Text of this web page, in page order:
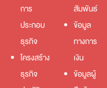
การ
ประกอบ
ธุรกิจ
โครงสร้าง
ธุรกิจ
สัมพันธ์
ข้อมูล
ทางการ
เงิน
ข้อมูลผู้